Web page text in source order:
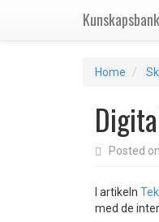
Kunskapsbank
Home
Posted on
I artikeln
med de